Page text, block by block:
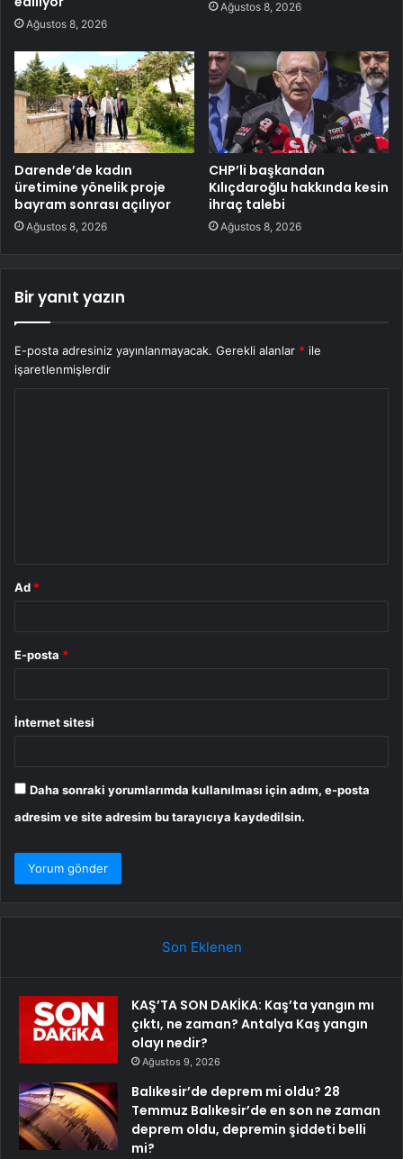
Ağustos 8, 2026
Ağustos 8, 2026
Darende’de kadın
üretimine yönelik proje
bayram sonrası açılıyor
Ağustos 8, 2026
CHP’li başkandan
Kılıçdaroğlu hakkında kesin
ihraç talebi
Ağustos 8, 2026
Bir yanıt yazın
E-posta adresiniz yayınlanmayacak. Gerekli alanlar * ile
işaretlenmişlerdir
Ad *
E-posta *
İnternet sitesi
Daha sonraki yorumlarımda kullanılması için adım, e-posta
adresim ve site adresim bu tarayıcıya kaydedilsin.
Son Eklenen
KAŞ’TA SON DAKİKA: Kaş’ta yangın mı
çıktı, ne zaman? Antalya Kaş yangın
olayı nedir?
Ağustos 9, 2026
Balıkesir’de deprem mi oldu? 28
Temmuz Balıkesir’de en son ne zaman
deprem oldu, depremin şiddeti belli
mi?